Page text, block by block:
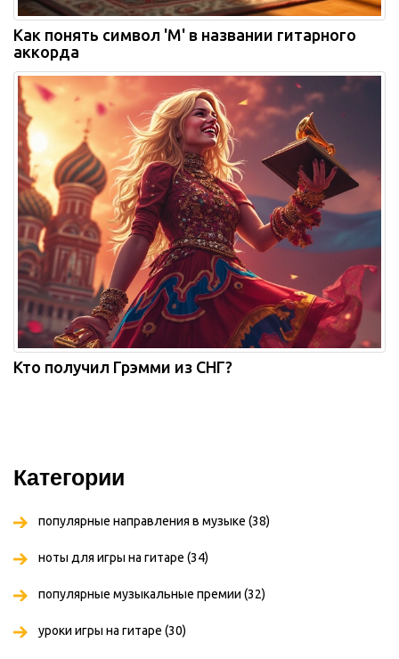
Как понять символ 'M' в названии гитарного
аккорда
Кто получил Грэмми из СНГ?
Категории
популярные направления в музыке (38)
ноты для игры на гитаре (34)
популярные музыкальные премии (32)
уроки игры на гитаре (30)